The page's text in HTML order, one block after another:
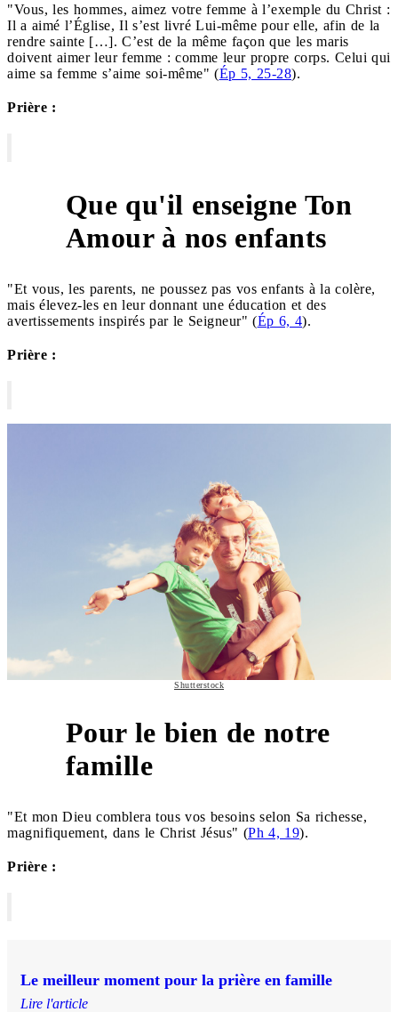
"Vous, les hommes, aimez votre femme à l’exemple du Christ :
Il a aimé l’Église, Il s’est livré Lui-même pour elle, afin de la
rendre sainte […]. C’est de la même façon que les maris
doivent aimer leur femme : comme leur propre corps. Celui qui
aime sa femme s’aime soi-même" (Ép 5, 25-28).
Prière :
Que qu'il enseigne Ton
Amour à nos enfants
"Et vous, les parents, ne poussez pas vos enfants à la colère,
mais élevez-les en leur donnant une éducation et des
avertissements inspirés par le Seigneur" (Ép 6, 4).
Prière :
Shutterstock
Pour le bien de notre
famille
"Et mon Dieu comblera tous vos besoins selon Sa richesse,
magnifiquement, dans le Christ Jésus" (Ph 4, 19).
Prière :
Le meilleur moment pour la prière en famille
Lire l'article